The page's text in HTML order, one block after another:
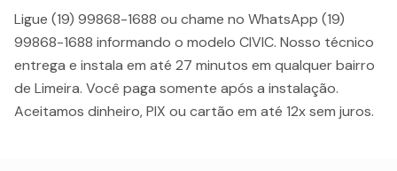
Ligue (19) 99868-1688 ou chame no WhatsApp (19)
99868-1688 informando o modelo CIVIC. Nosso técnico
entrega e instala em até 27 minutos em qualquer bairro
de Limeira. Você paga somente após a instalação.
Aceitamos dinheiro, PIX ou cartão em até 12x sem juros.